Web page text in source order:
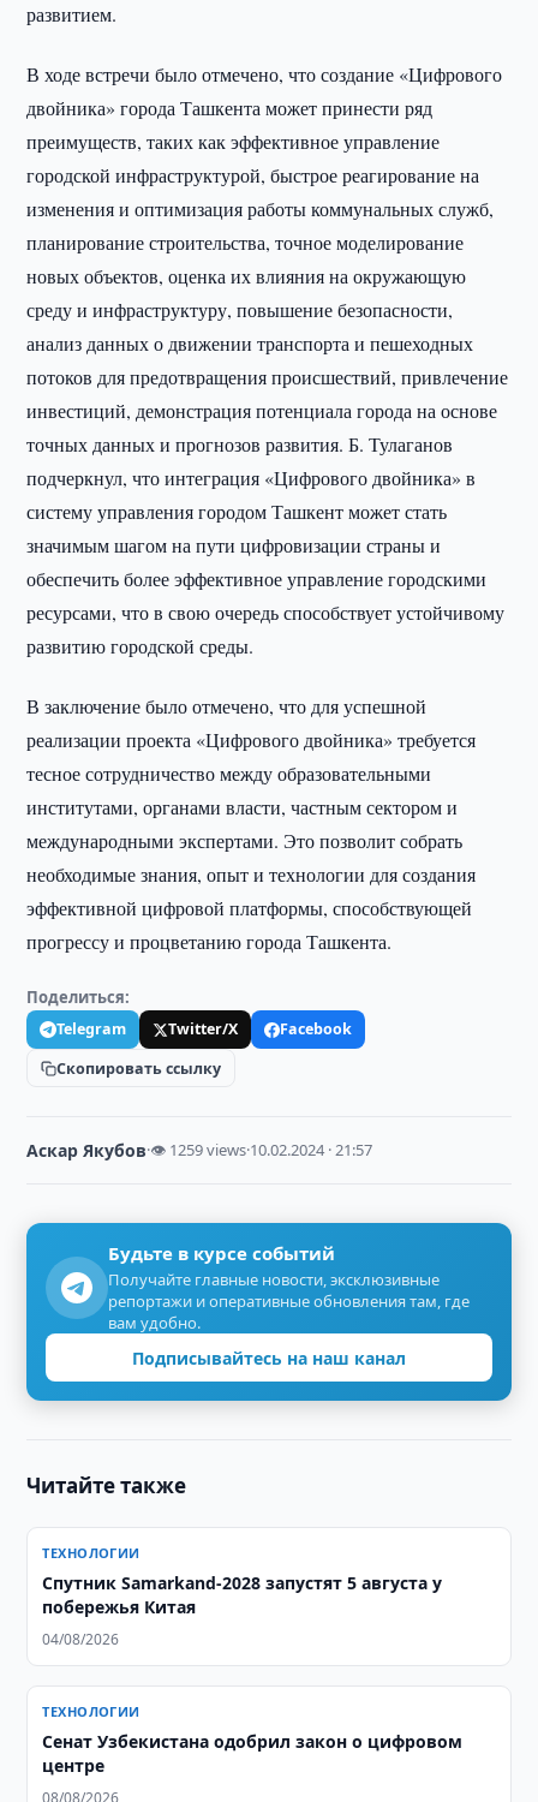
развитием.
В ходе встречи было отмечено, что создание «Цифрового
двойника» города Ташкента может принести ряд
преимуществ, таких как эффективное управление
городской инфраструктурой, быстрое реагирование на
изменения и оптимизация работы коммунальных служб,
планирование строительства, точное моделирование
новых объектов, оценка их влияния на окружающую
среду и инфраструктуру, повышение безопасности,
анализ данных о движении транспорта и пешеходных
потоков для предотвращения происшествий, привлечение
инвестиций, демонстрация потенциала города на основе
точных данных и прогнозов развития. Б. Тулаганов
подчеркнул, что интеграция «Цифрового двойника» в
систему управления городом Ташкент может стать
значимым шагом на пути цифровизации страны и
обеспечить более эффективное управление городскими
ресурсами, что в свою очередь способствует устойчивому
развитию городской среды.
В заключение было отмечено, что для успешной
реализации проекта «Цифрового двойника» требуется
тесное сотрудничество между образовательными
институтами, органами власти, частным сектором и
международными экспертами. Это позволит собрать
необходимые знания, опыт и технологии для создания
эффективной цифровой платформы, способствующей
прогрессу и процветанию города Ташкента.
Поделиться:
Telegram Twitter/X
Facebook
Скопировать ссылку
Аскар Якубов·👁 1259 views·10.02.2024 · 21:57
Будьте в курсе событий
Получайте главные новости, эксклюзивные
репортажи и оперативные обновления там, где
вам удобно.
Подписывайтесь на наш канал
Читайте также
ТЕХНОЛОГИИ
Спутник Samarkand-2028 запустят 5 августа у
побережья Китая
04/08/2026
ТЕХНОЛОГИИ
Сенат Узбекистана одобрил закон о цифровом
центре
08/08/2026